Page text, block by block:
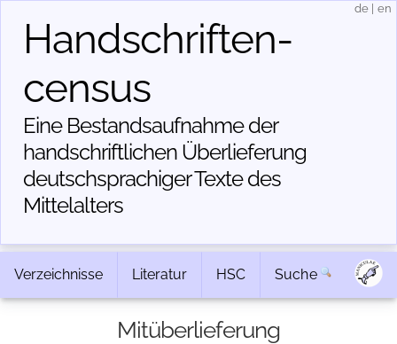
Handschriften­
census
Eine Bestandsaufnahme der
handschriftlichen Über­lieferung
deutschsprachiger Texte des
Mittelalters
de en
Verzeichnisse Literatur HSC Suche
Mitüberlieferung